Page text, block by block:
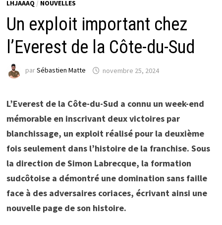
LHJAAAQ / NOUVELLES
Un exploit important chez
l’Everest de la Côte-du-Sud
parSébastien Matte novembre 25, 2024
L’Everest de la Côte-du-Sud a connu un week-end
mémorable en inscrivant deux victoires par
blanchissage, un exploit réalisé pour la deuxième
fois seulement dans l’histoire de la franchise. Sous
la direction de Simon Labrecque, la formation
sudcôtoise a démontré une domination sans faille
face à des adversaires coriaces, écrivant ainsi une
nouvelle page de son histoire.